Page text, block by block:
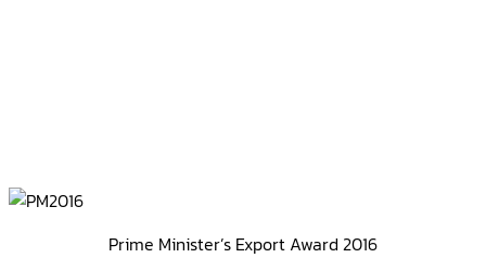
Prime Minister’s Export Award 2016